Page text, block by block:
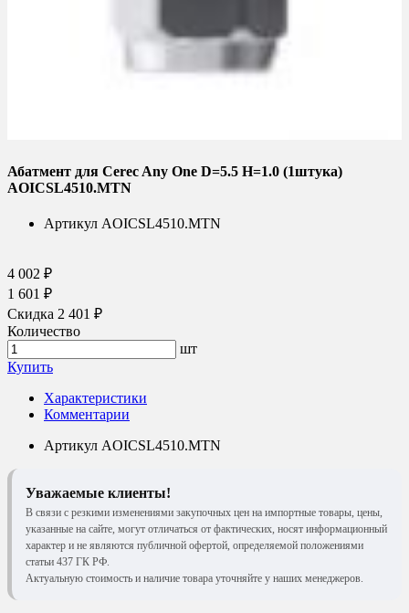
Абатмент для Cerec Any One D=5.5 H=1.0 (1штука)
AOICSL4510.MTN
Артикул AOICSL4510.MTN
4 002 ₽
1 601 ₽
Скидка 2 401 ₽
Количество
шт
Купить
Характеристики
Комментарии
Артикул AOICSL4510.MTN
Уважаемые клиенты!
В связи с резкими изменениями закупочных цен на импортные товары, цены,
указанные на сайте, могут отличаться от фактических, носят информационный
характер и не являются публичной офертой, определяемой положениями
статьи 437 ГК РФ.
Актуальную стоимость и наличие товара уточняйте у наших менеджеров.